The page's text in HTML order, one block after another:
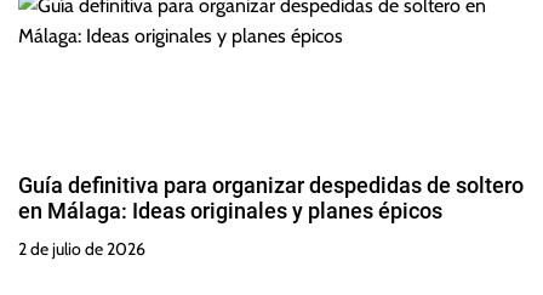
Guía definitiva para organizar despedidas de soltero
en Málaga: Ideas originales y planes épicos
2 de julio de 2026